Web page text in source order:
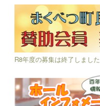
R8年度の募集は終了しました